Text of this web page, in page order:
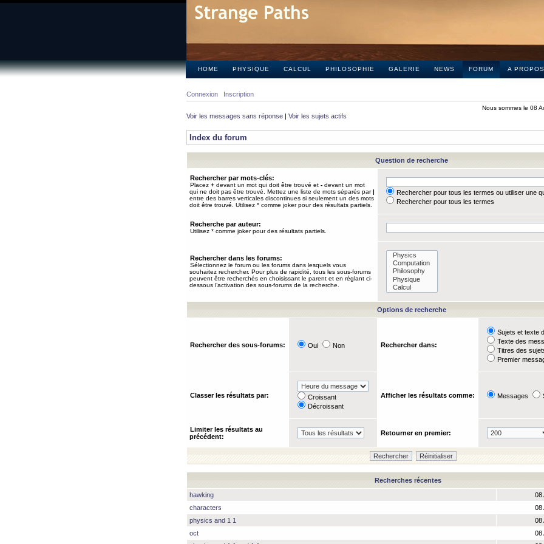
HOME PHYSIQUE CALCUL PHILOSOPHIE GALERIE NEWS FORUM A PROPOS
Connexion Inscription
Nous sommes le 08
Voir les messages sans réponse | Voir les sujets actifs
Index du forum
Question de recherche
Rechercher par mots-clés:
Placez + devant un mot qui doit être trouvé et - devant un mot
qui ne doit pas être trouvé. Mettez une liste de mots séparés par|
entre des barres verticales discontinues si seulement un des mots
doit être trouvé. Utilisez * comme joker pour des résultats partiels.
Rechercher pour tous les termes ou utiliser une
Rechercher pour tous les termes
Recherche par auteur:
Utilisez * comme joker pour des résultats partiels.
Rechercher dans les forums:
Sélectionnez le forum ou les forums dans lesquels vous
souhaitez rechercher. Pour plus de rapidité, tous les sous-forums
peuvent être recherchés en choisissant le parent et en réglant ci-
dessous l’activation des sous-forums de la recherche.
Options de recherche
Rechercher des sous-forums: Oui Non Rechercher dans:
Sujets et texte
Texte des
Titres des
Premier
Classer les résultats par:
Croissant
Décroissant
Afficher les résultats comme: Messages
Limiter les résultats au
précédent:
Retourner en premier:
Recherches récentes
hawking
08
characters
08
physics and 1 1
08
oct
08